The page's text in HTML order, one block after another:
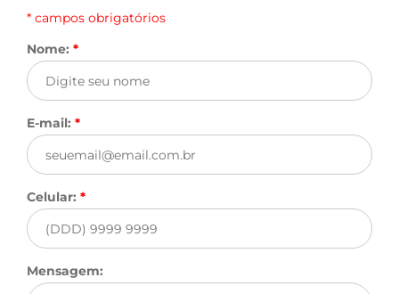
* campos obrigatórios
Nome: *
E-mail: *
Celular: *
Mensagem: